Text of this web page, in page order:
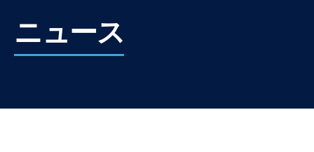
ニュース